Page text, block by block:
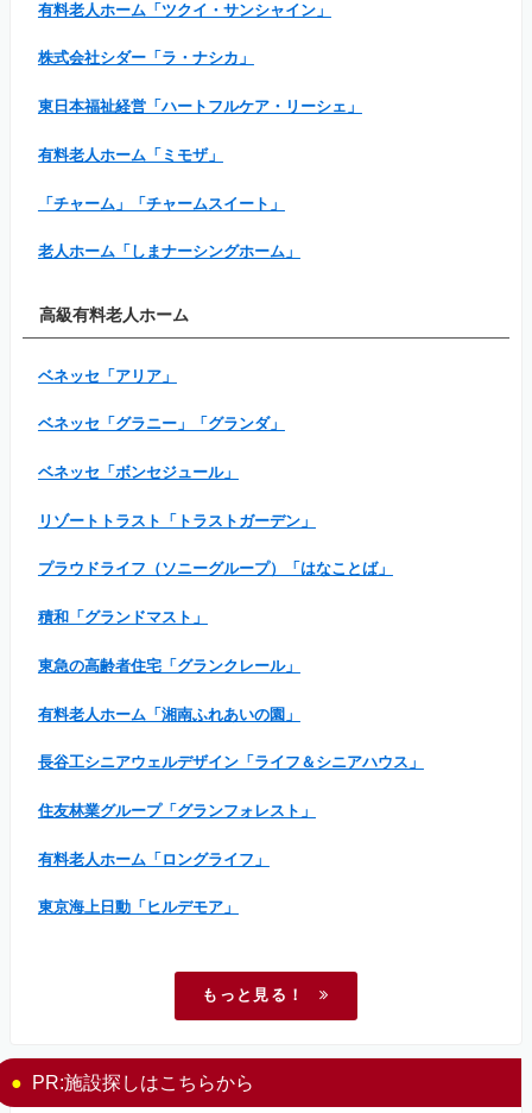
有料老人ホーム「ツクイ・サンシャイン」
株式会社シダー「ラ・ナシカ」
東日本福祉経営「ハートフルケア・リーシェ」
有料老人ホーム「ミモザ」
「チャーム」「チャームスイート」
老人ホーム「しまナーシングホーム」
高級有料老人ホーム
ベネッセ「アリア」
ベネッセ「グラニー」「グランダ」
ベネッセ「ボンセジュール」
リゾートトラスト「トラストガーデン」
プラウドライフ（ソニーグループ）「はなことば」
積和「グランドマスト」
東急の高齢者住宅「グランクレール」
有料老人ホーム「湘南ふれあいの園」
長谷工シニアウェルデザイン「ライフ＆シニアハウス」
住友林業グループ「グランフォレスト」
有料老人ホーム「ロングライフ」
東京海上日動「ヒルデモア」
もっと見る！
PR:施設探しはこちらから